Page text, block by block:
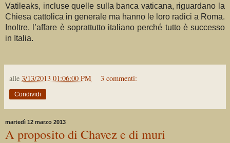
Vatileaks, incluse quelle sulla banca vaticana, riguardano la
Chiesa cattolica in generale ma hanno le loro radici a Roma.
Inoltre, l’affare è soprattutto italiano perché tutto è successo
in Italia.
alle 3/13/2013 01:06:00 PM 3 commenti:
Condividi
martedì 12 marzo 2013
A proposito di Chavez e di muri